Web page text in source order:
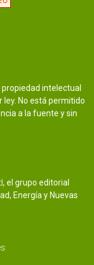
intelectual
ley. No está permitido
a la fuente y sin
, el grupo editorial
Energía y Nuevas